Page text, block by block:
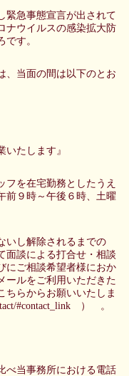
緊急事態宣言が出されて
ナウイルスの感染拡大防
す。
、当面の間は以下のとお
いたします』
フを在宅勤務としたうえ
前９時～午後６時、土曜
いし解除されるまでの
面談による打合せ・相談
にご相談希望者様におか
ールをご利用いただきた
ちらからお願いいたしま
#contact_link ） 。
べ当事務所における電話